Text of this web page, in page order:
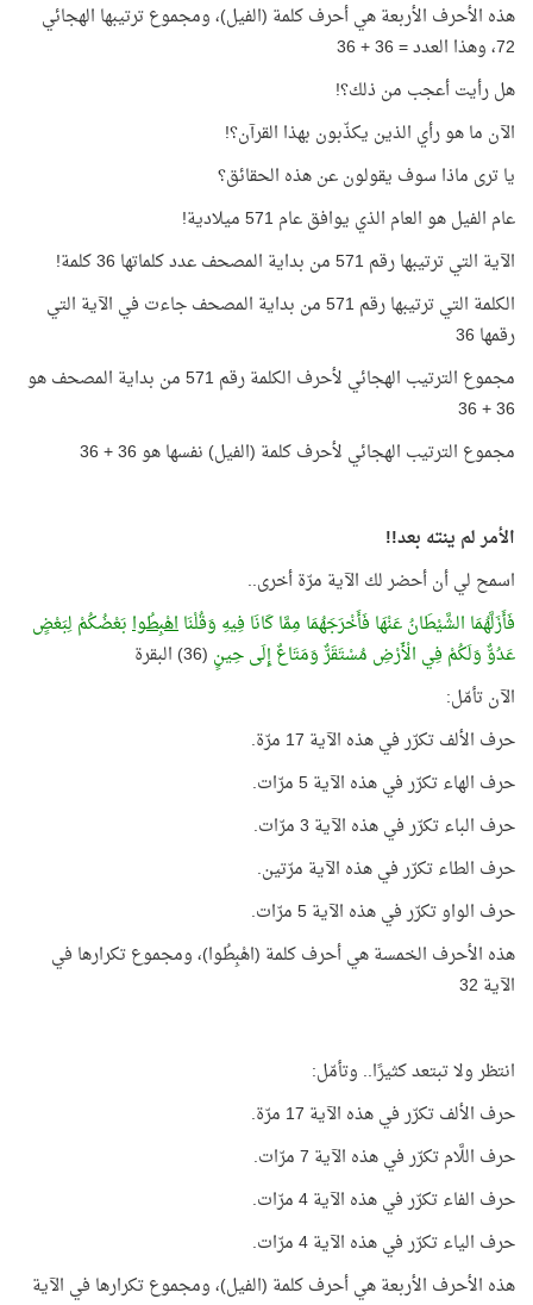
هذه الأحرف الأربعة هي أحرف كلمة (الفيل)، ومجموع ترتيبها الهجائي
72، وهذا العدد = 36 + 36
هل رأيت أعجب من ذلك؟!
الآن ما هو رأي الذين يكذّبون بهذا القرآن؟!
يا ترى ماذا سوف يقولون عن هذه الحقائق؟
عام الفيل هو العام الذي يوافق عام 571 ميلادية!
الآية التي ترتيبها رقم 571 من بداية المصحف عدد كلماتها 36 كلمة!
الكلمة التي ترتيبها رقم 571 من بداية المصحف جاءت في الآية التي
رقمها 36
مجموع الترتيب الهجائي لأحرف الكلمة رقم 571 من بداية المصحف هو
36 + 36
مجموع الترتيب الهجائي لأحرف كلمة (الفيل) نفسها هو 36 + 36
الأمر لم ينته بعد!!
اسمح لي أن أحضر لك الآية مرّة أخرى..
فَأَزَلَّهُمَا الشَّيْطَانُ عَنْهَا فَأَخْرَجَهُمَا مِمَّا كَانَا فِيهِ وَقُلْنَااهْبِطُوابَعْضُكُمْ لِبَعْضٍ
عَدُوٌّ وَلَكُمْ فِي الْأَرْضِ مُسْتَقَرٌّ وَمَتَاعٌ إِلَى حِينٍ (36) البقرة
الآن تأمّل:
حرف الألف تكرّر في هذه الآية 17 مرّة.
حرف الهاء تكرّر في هذه الآية 5 مرّات.
حرف الباء تكرّر في هذه الآية 3 مرّات.
حرف الطاء تكرّر في هذه الآية مرّتين.
حرف الواو تكرّر في هذه الآية 5 مرّات.
هذه الأحرف الخمسة هي أحرف كلمة (اهْبِطُوا)، ومجموع تكرارها في
الآية 32
انتظر ولا تبتعد كثيرًا.. وتأمّل:
حرف الألف تكرّر في هذه الآية 17 مرّة.
حرف اللَّام تكرّر في هذه الآية 7 مرّات.
حرف الفاء تكرّر في هذه الآية 4 مرّات.
حرف الياء تكرّر في هذه الآية 4 مرّات.
هذه الأحرف الأربعة هي أحرف كلمة (الفيل)، ومجموع تكرارها في الآية